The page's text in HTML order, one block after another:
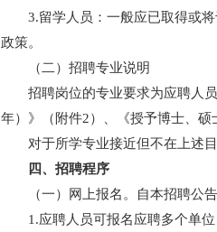
3.留学人员：一般应已取得或将
政策。
（二）招聘专业说明
招聘岗位的专业要求为应聘人员
年）》（附件2）、《授予博士、
对于所学专业接近但不在上述目
四、招聘程序
（一）网上报名。自本招聘公告
1.应聘人员可报名应聘多个单位